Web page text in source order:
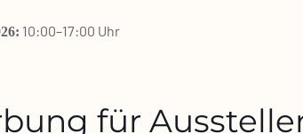
10:00–17:00 Uhr
für